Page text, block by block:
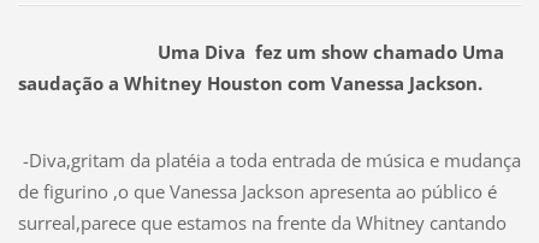
Uma Diva fez um show chamado Uma
saudação a Whitney Houston com Vanessa Jackson.
-Diva,gritam da platéia a toda entrada de música e mudança
de figurino ,o que Vanessa Jackson apresenta ao público é
surreal,parece que estamos na frente da Whitney cantando